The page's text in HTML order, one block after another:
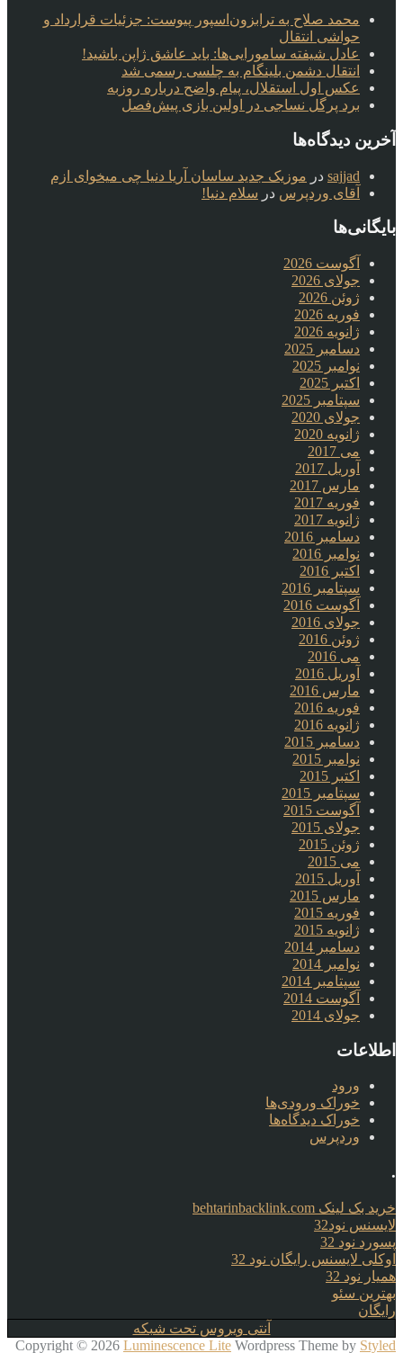
محمد صلاح به ترابزون‌اسپور پیوست: جزئیات قرارداد و
حواشی انتقال
عادل شیفته سامورایی‌ها: باید عاشق ژاپن باشید!
انتقال دشمن بلینگام به چلسی رسمی شد
عکس اول استقلال، پیام واضح درباره روزبه
برد پرگل نساجی در اولین بازی پیش‌فصل
آخرین دیدگاه‌ها
sajjad در موزیک جدید ساسان آریا دنیا چی میخوای ازم
آقای وردپرس در سلام دنیا!
بایگانی‌ها
آگوست 2026
جولای 2026
ژوئن 2026
فوریه 2026
ژانویه 2026
دسامبر 2025
نوامبر 2025
اکتبر 2025
سپتامبر 2025
جولای 2020
ژانویه 2020
می 2017
آوریل 2017
مارس 2017
فوریه 2017
ژانویه 2017
دسامبر 2016
نوامبر 2016
اکتبر 2016
سپتامبر 2016
آگوست 2016
جولای 2016
ژوئن 2016
می 2016
آوریل 2016
مارس 2016
فوریه 2016
ژانویه 2016
دسامبر 2015
نوامبر 2015
اکتبر 2015
سپتامبر 2015
آگوست 2015
جولای 2015
ژوئن 2015
می 2015
آوریل 2015
مارس 2015
فوریه 2015
ژانویه 2015
دسامبر 2014
نوامبر 2014
سپتامبر 2014
آگوست 2014
جولای 2014
اطلاعات
ورود
خوراک ورودی‌ها
خوراک دیدگاه‌ها
وردپرس
.
خرید بک لینک behtarinbacklink.com
لایسنس نود32
پسورد نود 32
اوکلی لایسنس رایگان نود 32
همیار نود 32
بهترین سئو
رایگان
آنتی ویروس تحت شبکه
Copyright © 2026 Luminescence Lite Wordpress Theme by Styled